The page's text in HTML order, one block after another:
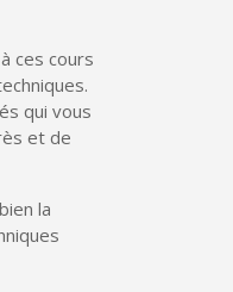
ces cours
qui vous
et de
la